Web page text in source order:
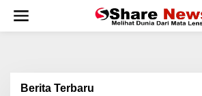
w
Berita Terbaru